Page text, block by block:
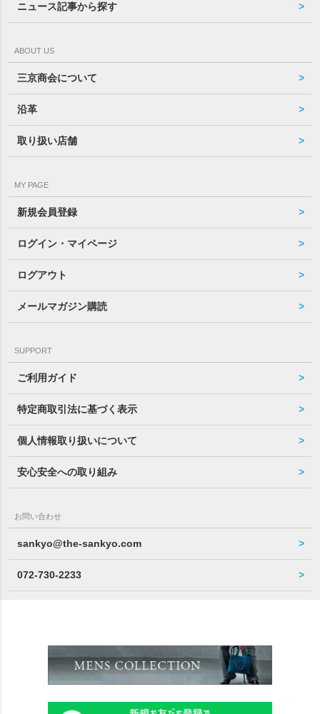
ニュース記事から探す
ABOUT US
三京商会について
沿革
取り扱い店舗
MY PAGE
新規会員登録
ログイン・マイページ
ログアウト
メールマガジン購読
SUPPORT
ご利用ガイド
特定商取引法に基づく表示
個人情報取り扱いについて
安心安全への取り組み
お問い合わせ
sankyo@the-sankyo.com
072-730-2233